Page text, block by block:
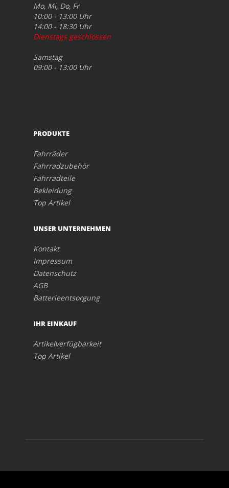
Mo, Mi, Do, Fr
10:00 - 13:00 Uhr
14:00 - 18:30 Uhr
Dienstags geschlossen
Samstag
09:00 - 13:00 Uhr
PRODUKTE
Fahrräder
Fahrradzubehör
Fahrradteile
Bekleidung
Top Artikel
UNSER UNTERNEHMEN
Kontakt
Impressum
Datenschutz
AGB
Batterieentsorgung
IHR EINKAUF
Artikelverfügbarkeit
Top Artikel